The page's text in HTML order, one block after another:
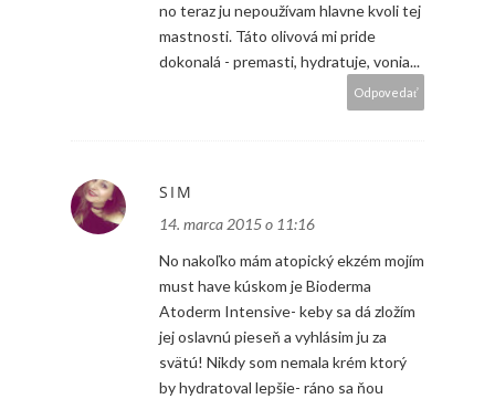
no teraz ju nepoužívam hlavne kvoli tej
mastnosti. Táto olivová mi pride
dokonalá - premasti, hydratuje, vonia...
Odpovedať
SIM
14. marca 2015 o 11:16
No nakoľko mám atopický ekzém mojím
must have kúskom je Bioderma
Atoderm Intensive- keby sa dá zložím
jej oslavnú pieseň a vyhlásim ju za
svätú! Nikdy som nemala krém ktorý
by hydratoval lepšie- ráno sa ňou